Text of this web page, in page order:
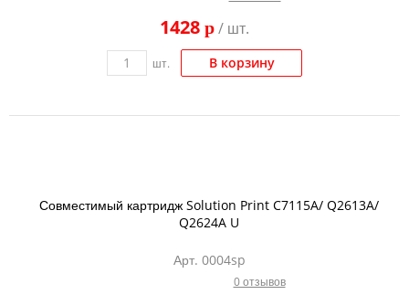
1428 p/ шт.
шт. В корзину
Совместимый картридж Solution Print C7115A/ Q2613A/
Q2624A U
Арт. 0004sp
0 отзывов